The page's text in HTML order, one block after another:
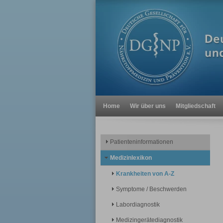
Home Wir über uns Mitgliedschaft
Patienteninformationen
Medizinlexikon
Krankheiten von A-Z
Symptome / Beschwerden
Labordiagnostik
Medizingerätediagnostik